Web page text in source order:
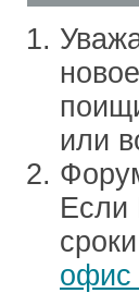
или
Если
офис